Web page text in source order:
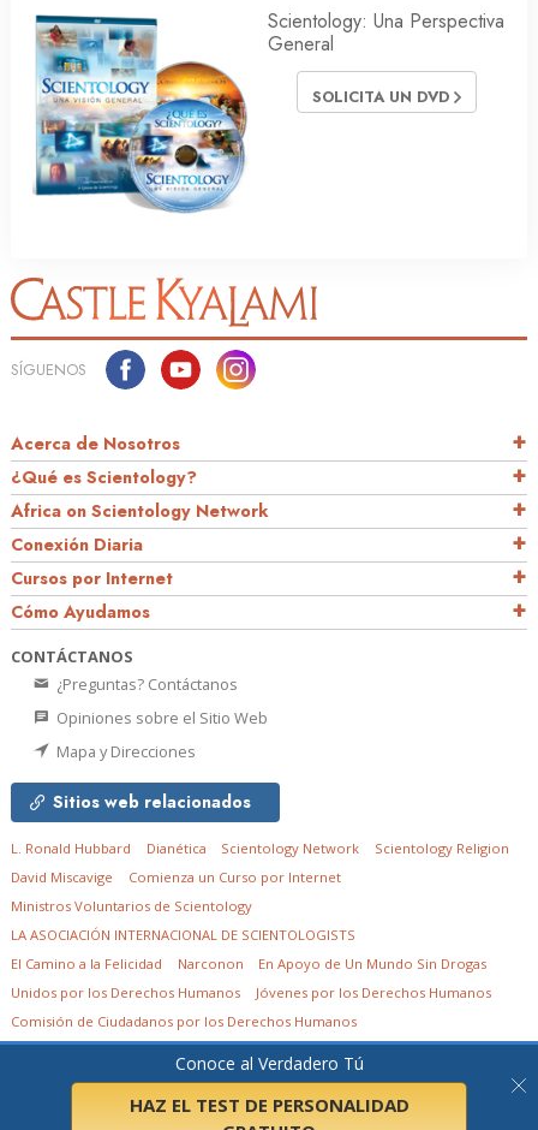
Scientology: Una Perspectiva
General
SOLICITA UN DVD
Conoce al Verdadero Tú
HAZ EL TEST DE PERSONALIDAD
SÍGUENOS
Acerca de Nosotros
¿Qué es Scientology?
Africa on Scientology Network
Conexión Diaria
Cursos por Internet
Cómo Ayudamos
CONTÁCTANOS
¿Preguntas? Contáctanos
Opiniones sobre el Sitio Web
Mapa y Direcciones
Sitios web relacionados
L. Ronald Hubbard Dianética Scientology Network
Scientology Religion
David Miscavige
Comienza un Curso por Internet
Ministros Voluntarios de Scientology
LA ASOCIACIÓN INTERNACIONAL DE SCIENTOLOGISTS
El Camino a la Felicidad
Narconon
En Apoyo de Un Mundo Sin Drogas
Unidos por los Derechos Humanos
Jóvenes por los Derechos Humanos
Comisión de Ciudadanos por los Derechos Humanos
Church of Scientology in South Africa NPC.Todos los derechos
reservados.Aviso de privacidad•Política de cookies•Términos de uso
Aviso